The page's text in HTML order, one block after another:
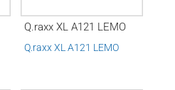
Q.raxx XL A121 LEMO
Q.raxx XL A121 LEMO